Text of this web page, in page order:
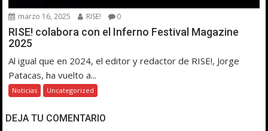
marzo 16, 2025 RISE! 0
RISE! colabora con el Inferno Festival Magazine
2025
Al igual que en 2024, el editor y redactor de RISE!, Jorge
Patacas, ha vuelto a...
Noticias Uncategorized
DEJA TU COMENTARIO